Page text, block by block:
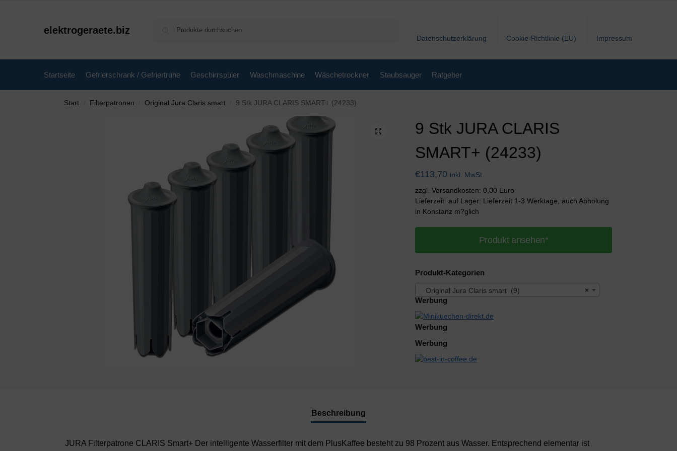
elektrogeraete.biz
Datenschutzerklärung Cookie-Richtlinie (EU) Impressum
Startseite Gefrierschrank / Gefriertruhe Geschirrspüler Waschmaschine Wäschetrockner Staubsauger Ratgeber
Start Filterpatronen Original Jura Claris smart 9 Stk JURA CLARIS SMART+ (24233)
9 Stk JURA CLARIS
SMART+ (24233)
€113,70 inkl. MwSt.
zzgl. Versandkosten: 0,00 Euro
Lieferzeit: auf Lager: Lieferzeit 1-3 Werktage, auch Abholung
in Konstanz m?glich
Produkt ansehen*
Produkt-Kategorien
×
Original Jura Claris smart (9)
Werbung
Werbung
Werbung
Beschreibung
JURA Filterpatrone CLARIS Smart+ Der intelligente Wasserfilter mit dem PlusKaffee besteht zu 98 Prozent aus Wasser. Entsprechend elementar ist